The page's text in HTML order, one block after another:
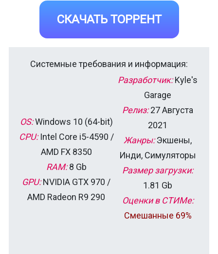
СКАЧАТЬ ТОРРЕНТ
Системные требования и информация:
OS:Windows 10 (64-bit)
CPU:Intel Core i5-4590 /
AMD FX 8350
RAM:8 Gb
GPU:NVIDIA GTX 970 /
AMD Radeon R9 290
Разработчик:Kyle's
Garage
Релиз:27 Августа
2021
Жанры:Экшены,
Инди, Симуляторы
Размер загрузки:
1.81 Gb
Оценки в СТИМе:
Смешанные 69%